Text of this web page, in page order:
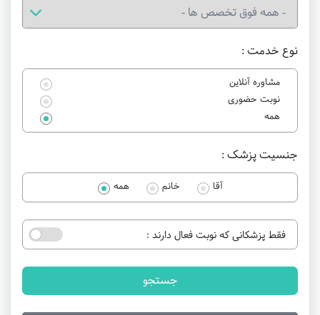
نوع خدمت :
مشاوره آنلاین
نوبت حضوری
همه
جنسیت پزشک :
آقا خانم همه
فقط پزشکانی که نوبت فعال دارند :
جستجو